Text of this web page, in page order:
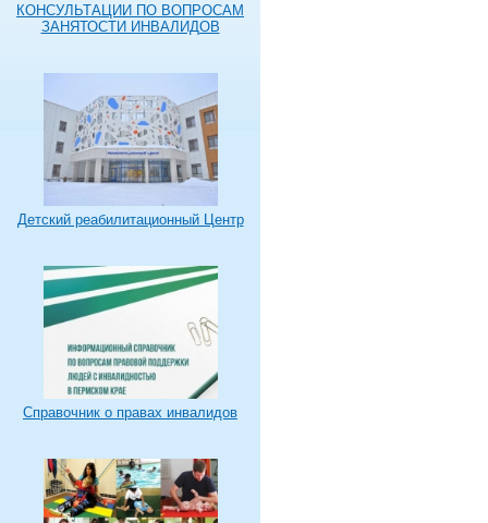
КОНСУЛЬТАЦИИ ПО ВОПРОСАМ
ЗАНЯТОСТИ ИНВАЛИДОВ
Детский реабилитационный Центр
Справочник о правах инвалидов